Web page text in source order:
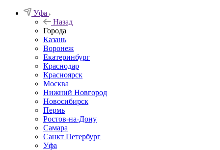
Уфа
Назад
Города
Казань
Воронеж
Екатеринбург
Краснодар
Красноярск
Москва
Нижний Новгород
Новосибирск
Пермь
Ростов-на-Дону
Самара
Санкт Петербург
Уфа